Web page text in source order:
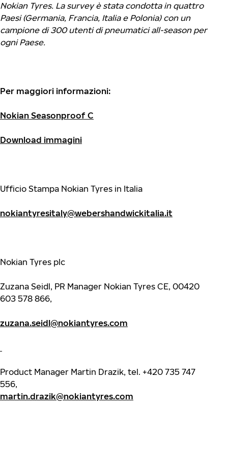
Nokian Tyres. La survey è stata condotta in quattro
Paesi (Germania, Francia, Italia e Polonia) con un
campione di 300 utenti di pneumatici all-season per
ogni Paese.
Per maggiori informazioni:
Nokian Seasonproof C
Download immagini
Ufficio Stampa Nokian Tyres in Italia
nokiantyresitaly@webershandwickitalia.it
Nokian Tyres plc
Zuzana Seidl, PR Manager Nokian Tyres CE, 00420
603 578 866,
zuzana.seidl@nokiantyres.com
Product Manager Martin Drazik, tel. +420 735 747
556,
martin.drazik@nokiantyres.com